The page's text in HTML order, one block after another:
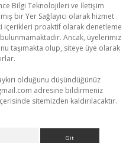
Bilgi Teknolojileri ve İletişim
bir Yer Sağlayıcı olarak hizmet
içerikleri proaktif olarak denetleme
Ancak, üyelerimiz
taşımakta olup, siteye üye olarak
olduğunu düşündüğünüz
adresine bildirmeniz
sitemizden kaldırılacaktır.